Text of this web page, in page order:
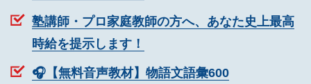
塾講師・プロ家庭教師の方へ、あなた史上最高
時給を提示します！
🎧【無料音声教材】物語文語彙600